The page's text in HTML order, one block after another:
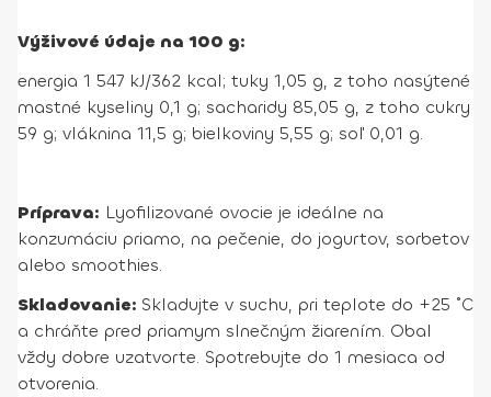
Výživové údaje na 100 g:
energia 1 547 kJ/362 kcal; tuky 1,05 g, z toho nasýtené
mastné kyseliny 0,1 g; sacharidy 85,05 g, z toho cukry
59 g; vláknina 11,5 g; bielkoviny 5,55 g; soľ 0,01 g.
Príprava: Lyofilizované ovocie je ideálne na
konzumáciu priamo, na pečenie, do jogurtov, sorbetov
alebo smoothies.
Skladovanie: Skladujte v suchu, pri teplote do +25 ˚C
a chráňte pred priamym slnečným žiarením. Obal
vždy dobre uzatvorte. Spotrebujte do 1 mesiaca od
otvorenia.